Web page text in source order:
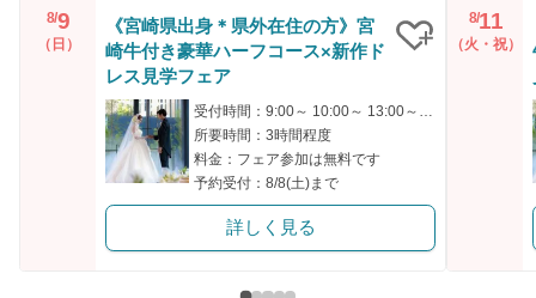
8/9
（日）
《宮崎県出身＊県外在住の方》宮
崎牛付き豪華ハーフコース×新作ド
レス見学フェア
受付時間：9:00～ 10:00～ 13:00～ 15:00～
所要時間：3時間程度
料金：フェア参加は無料です
予約受付：8/8(土)まで
詳しく見る
8/11
（火・祝）